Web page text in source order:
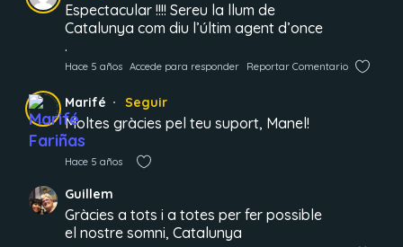
Espectacular !!!! Sereu la llum de
Catalunya com diu l’últim agent d’once
.
Hace 5 años Accede para responder Reportar Comentario
Marifé Seguir
Moltes gràcies pel teu suport, Manel!
Hace 5 años
Guillem
Gràcies a tots i a totes per fer possible
el nostre somni, Catalunya